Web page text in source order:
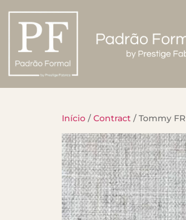
Início /Contract / Tommy FR